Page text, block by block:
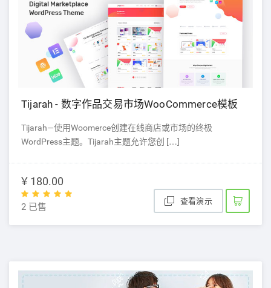
Tijarah - 数字作品交易市场WooCommerce模板
Tijarah—使用Woomerce创建在线商店或市场的终极
WordPress主题。Tijarah主题允许您创 […]
¥ 180.00
2 已售
查看演示